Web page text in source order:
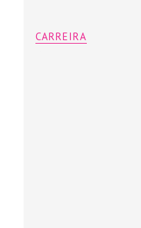
CARREIRA